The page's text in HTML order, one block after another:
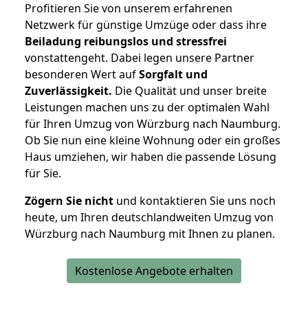
Profitieren Sie von unserem erfahrenen
Netzwerk für günstige Umzüge oder dass ihre
Beiladung reibungslos und stressfrei
vonstattengeht. Dabei legen unsere Partner
besonderen Wert aufSorgfalt und
Zuverlässigkeit. Die Qualität und unser breite
Leistungen machen uns zu der optimalen Wahl
für Ihren Umzug von Würzburg nach Naumburg.
Ob Sie nun eine kleine Wohnung oder ein großes
Haus umziehen, wir haben die passende Lösung
für Sie.
Zögern Sie nicht und kontaktieren Sie uns noch
heute, um Ihren deutschlandweiten Umzug von
Würzburg nach Naumburg mit Ihnen zu planen.
Kostenlose Angebote erhalten